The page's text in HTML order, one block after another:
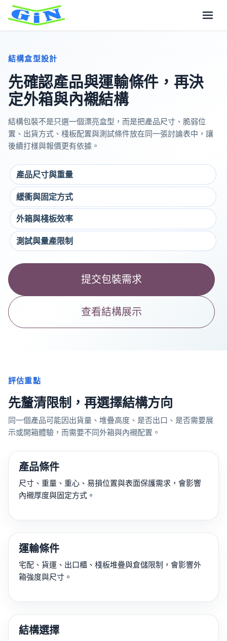
結構盒型設計
先確認產品與運輸條件，再決
定外箱與內襯結構
結構包裝不是只選一個漂亮盒型，而是把產品尺寸、脆弱位
置、出貨方式、棧板配置與測試條件放在同一張討論表中，讓
後續打樣與報價更有依據。
產品尺寸與重量
緩衝與固定方式
外箱與棧板效率
測試與量產限制
提交包裝需求
查看結構展示
評估重點
先釐清限制，再選擇結構方向
同一個產品可能因出貨量、堆疊高度、是否出口、是否需要展
示或開箱體驗，而需要不同外箱與內襯配置。
產品條件
尺寸、重量、重心、易損位置與表面保護需求，會影響
內襯厚度與固定方式。
運輸條件
宅配、貨運、出口櫃、棧板堆疊與倉儲限制，會影響外
箱強度與尺寸。
結構選擇